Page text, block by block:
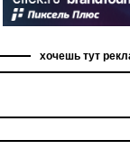
хочешь тут